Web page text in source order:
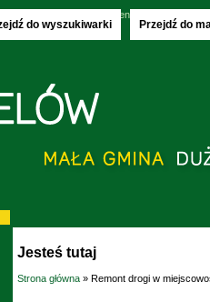
do wyszukiwarki Przejdź do
imieniny:
Jesteś tutaj
Strona główna » Remont drogi w